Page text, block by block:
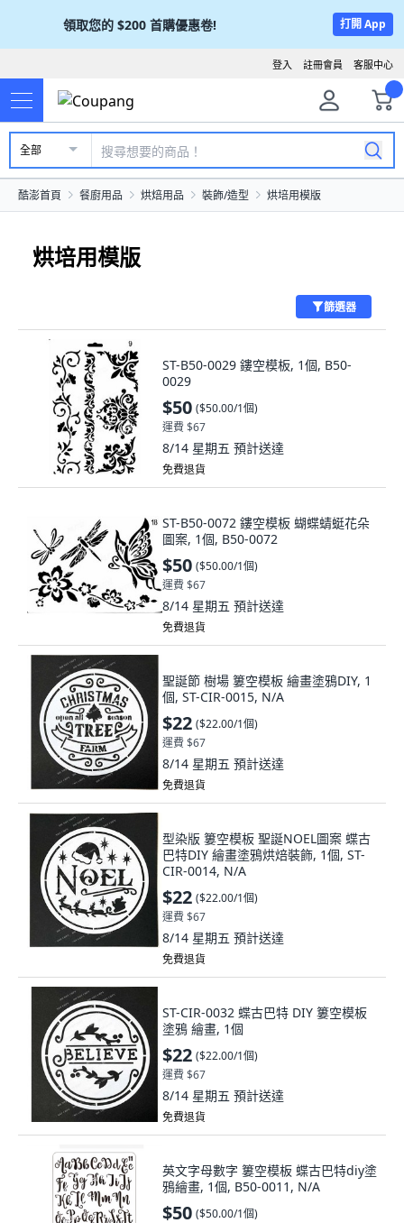
領取您的 $200 首購優惠卷! 打開 App
客服中心
註冊會員
登入
全部
酷澎首頁 餐廚用品 烘焙用品 裝飾/造型 烘培用模版
烘培用模版
篩選器
ST-B50-0029 鏤空模板, 1個, B50-
0029
$50 ($50.00/1個)
運費 $67
8/14 星期五 預計送達
免費退貨
ST-B50-0072 鏤空模板 蝴蝶蜻蜓花朵
圖案, 1個, B50-0072
$50 ($50.00/1個)
運費 $67
8/14 星期五 預計送達
免費退貨
聖誕節 樹場 簍空模板 繪畫塗鴉DIY, 1
個, ST-CIR-0015, N/A
$22 ($22.00/1個)
運費 $67
8/14 星期五 預計送達
免費退貨
型染版 簍空模板 聖誕NOEL圖案 蝶古
巴特DIY 繪畫塗鴉烘焙裝飾, 1個, ST-
CIR-0014, N/A
$22 ($22.00/1個)
運費 $67
8/14 星期五 預計送達
免費退貨
ST-CIR-0032 蝶古巴特 DIY 簍空模板
塗鴉 繪畫, 1個
$22 ($22.00/1個)
運費 $67
8/14 星期五 預計送達
免費退貨
英文字母數字 簍空模板 蝶古巴特diy塗
鴉繪畫, 1個, B50-0011, N/A
$50 ($50.00/1個)